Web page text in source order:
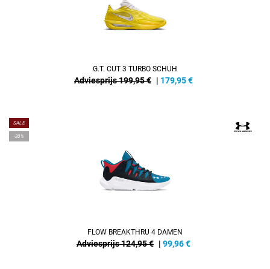
G.T. CUT 3 TURBO SCHUH
Adviesprijs 199,95 € | 179,95€
SALE
-20%
FLOW BREAKTHRU 4 DAMEN
Adviesprijs 124,95 € | 99,96€